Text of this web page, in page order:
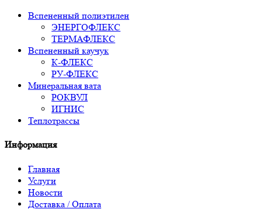
Вспененный полиэтилен
ЭНЕРГОФЛЕКС
ТЕРМАФЛЕКС
Вспененный каучук
К-ФЛЕКС
РУ-ФЛЕКС
Минеральная вата
РОКВУЛ
ИГНИС
Теплотрассы
Информация
Главная
Услуги
Новости
Доставка / Оплата